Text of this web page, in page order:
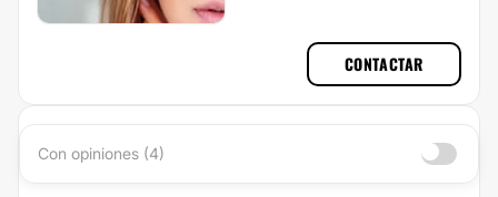
CONTACTAR
Con opiniones (4)